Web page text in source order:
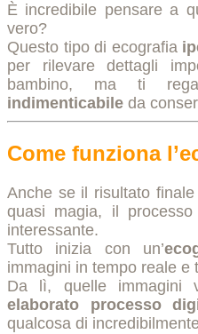
È incredibile pensare a
vero?
Questo tipo di ecografia
per rilevare dettagli
bambino, ma ti
indimenticabile da
Come funziona
Anche se il risultato
quasi magia, il
interessante.
Tutto inizia con un’
immagini in tempo reale e
Da lì, quelle immagini
elaborato processo
qualcosa di